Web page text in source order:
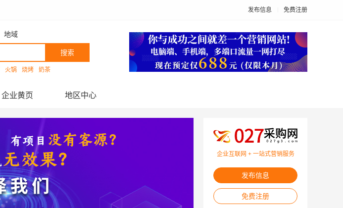
发布信息 免费注册
地域
搜索
火锅 烧烤 奶茶
企业黄页 地区中心
企业互联网 + 一站式营销服务
发布信息
免费注册